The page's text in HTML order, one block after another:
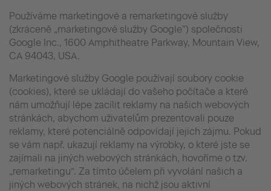
Používáme marketingové a remarketingové služby
(zkráceně „marketingové služby Google”) společnosti
Google Inc., 1600 Amphitheatre Parkway, Mountain View,
CA 94043, USA.
Marketingové služby Google používají soubory cookie
(cookies), které se ukládají do vašeho počítače a které
nám umožňují lépe zacílit reklamy na našich webových
stránkách, abychom uživatelům prezentovali pouze
reklamy, které potenciálně odpovídají jejich zájmu. Pokud
se vám např. ukazují reklamy na výrobky, o které jste se
zajímali na jiných webových stránkách, hovoříme o tzv.
„remarketingu“. Za tímto účelem při vyvolání našich a
jiných webových stránek, na nichž jsou aktivní